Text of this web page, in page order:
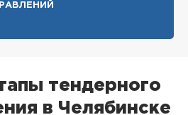
тендерного
в Челябинске